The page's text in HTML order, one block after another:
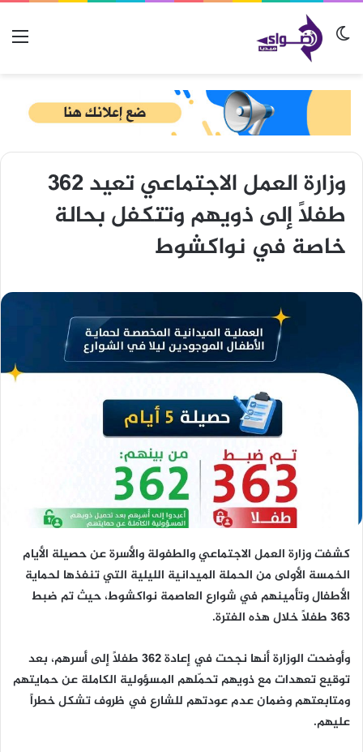
الوضع المظلم
وزارة العمل الاجتماعي تعيد 362
طفلاً إلى ذويهم وتتكفل بحالة
خاصة في نواكشوط
كشفت وزارة العمل الاجتماعي والطفولة والأسرة عن حصيلة الأيام
الخمسة الأولى من الحملة الميدانية الليلية التي تنفذها لحماية
الأطفال وتأمينهم في شوارع العاصمة نواكشوط، حيث تم ضبط
363 طفلاً خلال هذه الفترة.
وأوضحت الوزارة أنها نجحت في إعادة 362 طفلاً إلى أسرهم، بعد
توقيع تعهدات مع ذويهم تحمّلهم المسؤولية الكاملة عن حمايتهم
ومتابعتهم وضمان عدم عودتهم للشارع في ظروف تشكل خطراً
عليهم.